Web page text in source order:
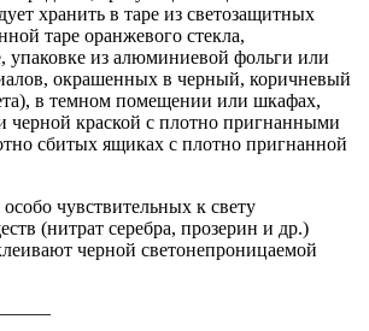
хранить в таре из светозащитных
таре оранжевого стекла,
упаковке из алюминиевой фольги или
окрашенных в черный, коричневый
в темном помещении или шкафах,
черной краской с плотно пригнанными
сбитых ящиках с плотно пригнанной
чувствительных к свету
(нитрат серебра, прозерин и др.)
черной светонепроницаемой